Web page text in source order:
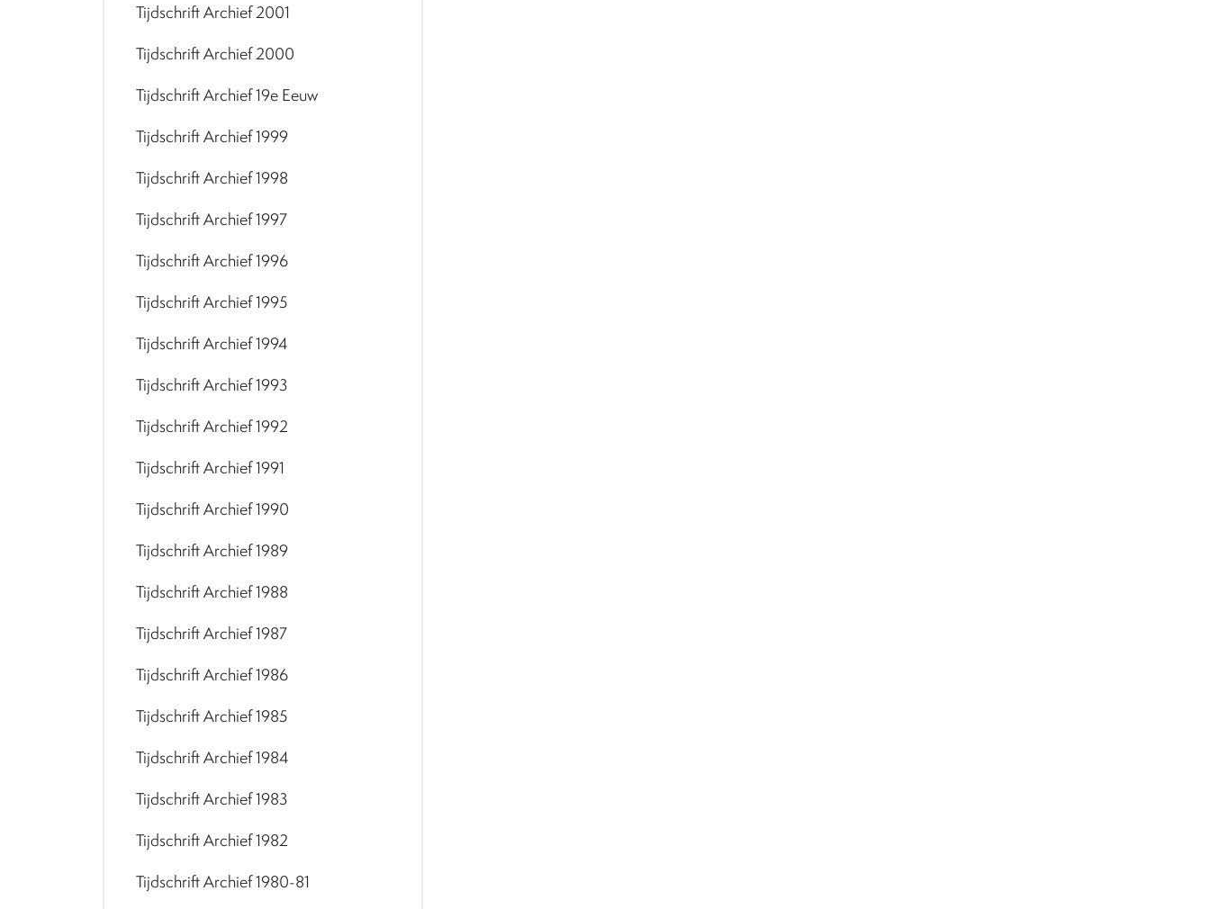
Tijdschrift Archief 2001
Tijdschrift Archief 2000
Tijdschrift Archief 19e Eeuw
Tijdschrift Archief 1999
Tijdschrift Archief 1998
Tijdschrift Archief 1997
Tijdschrift Archief 1996
Tijdschrift Archief 1995
Tijdschrift Archief 1994
Tijdschrift Archief 1993
Tijdschrift Archief 1992
Tijdschrift Archief 1991
Tijdschrift Archief 1990
Tijdschrift Archief 1989
Tijdschrift Archief 1988
Tijdschrift Archief 1987
Tijdschrift Archief 1986
Tijdschrift Archief 1985
Tijdschrift Archief 1984
Tijdschrift Archief 1983
Tijdschrift Archief 1982
Tijdschrift Archief 1980-81